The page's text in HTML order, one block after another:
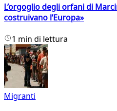
L’orgoglio degli orfani di
costruivano l’Europa»
1 min di lettura
Migranti